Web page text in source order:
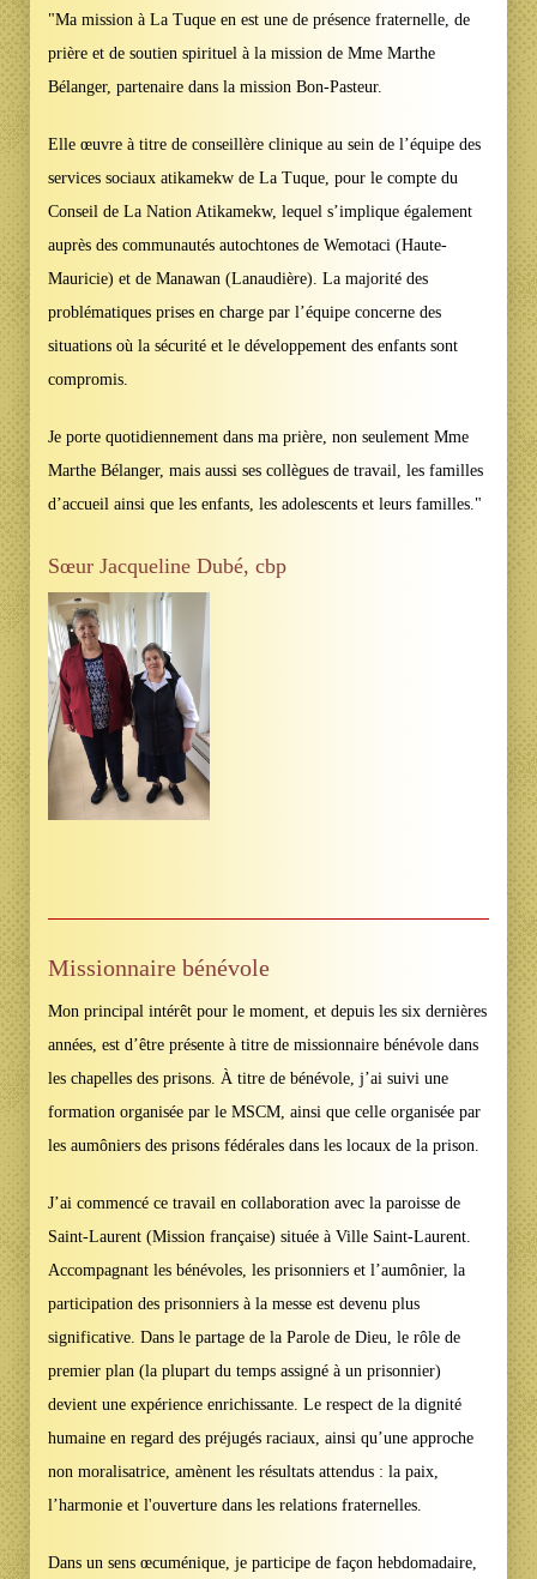
"Ma mission à La Tuque en est une de présence fraternelle, de
prière et de soutien spirituel à la mission de Mme Marthe
Bélanger, partenaire dans la mission Bon-Pasteur.
Elle œuvre à titre de conseillère clinique au sein de l’équipe des
services sociaux atikamekw de La Tuque, pour le compte du
Conseil de La Nation Atikamekw, lequel s’implique également
auprès des communautés autochtones de Wemotaci (Haute-
Mauricie) et de Manawan (Lanaudière). La majorité des
problématiques prises en charge par l’équipe concerne des
situations où la sécurité et le développement des enfants sont
compromis.
Je porte quotidiennement dans ma prière, non seulement Mme
Marthe Bélanger, mais aussi ses collègues de travail, les familles
d’accueil ainsi que les enfants, les adolescents et leurs familles."
Sœur Jacqueline Dubé, cbp
Missionnaire bénévole
Mon principal intérêt pour le moment, et depuis les six dernières
années, est d’être présente à titre de missionnaire bénévole dans
les chapelles des prisons. À titre de bénévole, j’ai suivi une
formation organisée par le MSCM, ainsi que celle organisée par
les aumôniers des prisons fédérales dans les locaux de la prison.
J’ai commencé ce travail en collaboration avec la paroisse de
Saint-Laurent (Mission française) située à Ville Saint-Laurent.
Accompagnant les bénévoles, les prisonniers et l’aumônier, la
participation des prisonniers à la messe est devenu plus
significative. Dans le partage de la Parole de Dieu, le rôle de
premier plan (la plupart du temps assigné à un prisonnier)
devient une expérience enrichissante. Le respect de la dignité
humaine en regard des préjugés raciaux, ainsi qu’une approche
non moralisatrice, amènent les résultats attendus : la paix,
l’harmonie et l'ouverture dans les relations fraternelles.
Dans un sens œcuménique, je participe de façon hebdomadaire,